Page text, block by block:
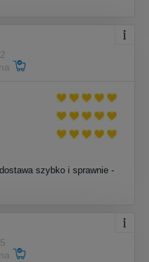
szybko i sprawnie -